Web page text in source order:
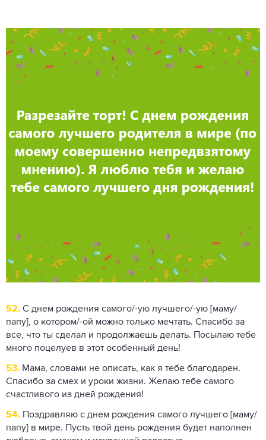
52. С днем ​​рождения самого/-ую лучшего/-ую [маму/
папу], о котором/-ой можно только мечтать. Спасибо за
все, что ты сделал и продолжаешь делать. Посылаю тебе
много поцелуев в этот особенный день!
53. Мама, словами не описать, как я тебе благодарен.
Спасибо за смех и уроки жизни. Желаю тебе самого
счастливого из дней рождения!
54. Поздравляю с днем ​​рождения самого лучшего [маму/
папу] в мире. Пусть твой день рождения будет наполнен